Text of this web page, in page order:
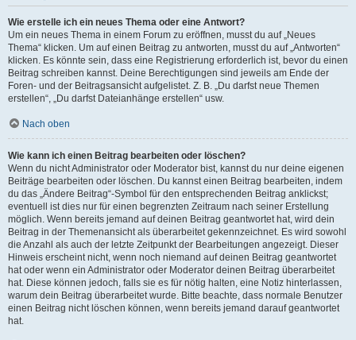
Wie erstelle ich ein neues Thema oder eine Antwort?
Um ein neues Thema in einem Forum zu eröffnen, musst du auf „Neues
Thema“ klicken. Um auf einen Beitrag zu antworten, musst du auf „Antworten“
klicken. Es könnte sein, dass eine Registrierung erforderlich ist, bevor du einen
Beitrag schreiben kannst. Deine Berechtigungen sind jeweils am Ende der
Foren- und der Beitragsansicht aufgelistet. Z. B. „Du darfst neue Themen
erstellen“, „Du darfst Dateianhänge erstellen“ usw.
Nach oben
Wie kann ich einen Beitrag bearbeiten oder löschen?
Wenn du nicht Administrator oder Moderator bist, kannst du nur deine eigenen
Beiträge bearbeiten oder löschen. Du kannst einen Beitrag bearbeiten, indem
du das „Ändere Beitrag“-Symbol für den entsprechenden Beitrag anklickst;
eventuell ist dies nur für einen begrenzten Zeitraum nach seiner Erstellung
möglich. Wenn bereits jemand auf deinen Beitrag geantwortet hat, wird dein
Beitrag in der Themenansicht als überarbeitet gekennzeichnet. Es wird sowohl
die Anzahl als auch der letzte Zeitpunkt der Bearbeitungen angezeigt. Dieser
Hinweis erscheint nicht, wenn noch niemand auf deinen Beitrag geantwortet
hat oder wenn ein Administrator oder Moderator deinen Beitrag überarbeitet
hat. Diese können jedoch, falls sie es für nötig halten, eine Notiz hinterlassen,
warum dein Beitrag überarbeitet wurde. Bitte beachte, dass normale Benutzer
einen Beitrag nicht löschen können, wenn bereits jemand darauf geantwortet
hat.